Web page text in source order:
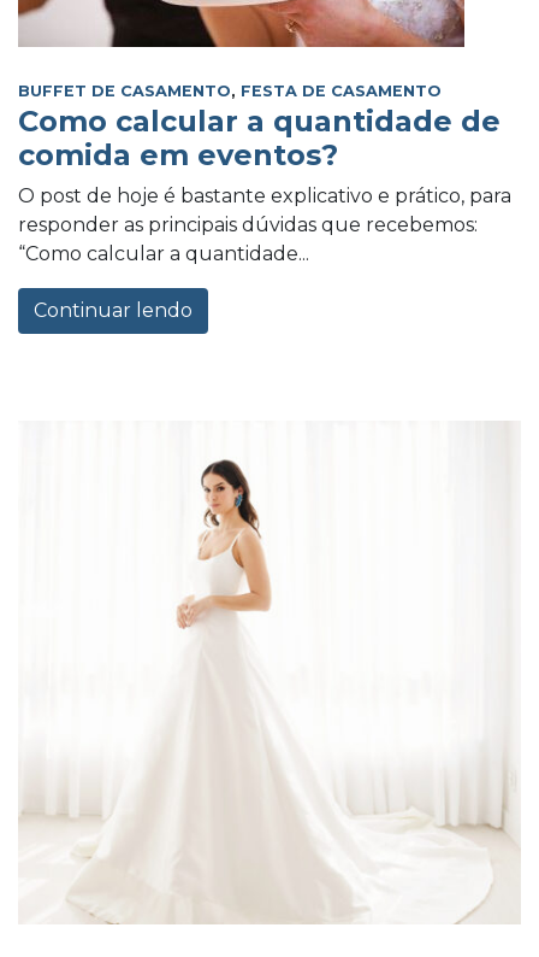
BUFFET DE CASAMENTO, FESTA DE CASAMENTO
Como calcular a quantidade de
comida em eventos?
O post de hoje é bastante explicativo e prático, para
responder as principais dúvidas que recebemos:
“Como calcular a quantidade...
Continuar lendo